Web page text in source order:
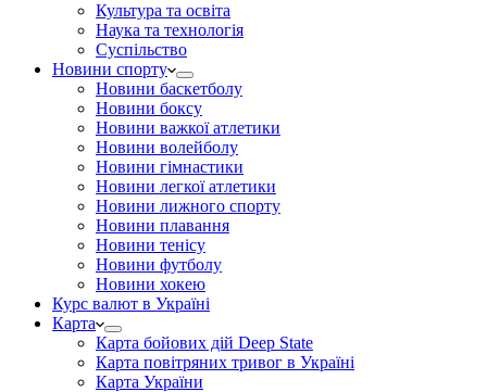
Культура та освіта
Наука та технологія
Суспільство
Новини спорту
Новини баскетболу
Новини боксу
Новини важкої атлетики
Новини волейболу
Новини гімнастики
Новини легкої атлетики
Новини лижного спорту
Новини плавання
Новини тенісу
Новини футболу
Новини хокею
Курс валют в Україні
Карта
Карта бойових дій Deep State
Карта повітряних тривог в Україні
Карта України